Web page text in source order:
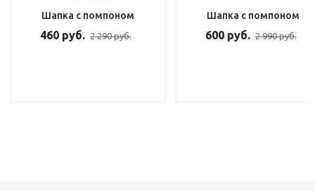
Шапка с помпоном
460 руб. 2 290 руб.
Шапка с помпоном
600 руб. 2 990 руб.